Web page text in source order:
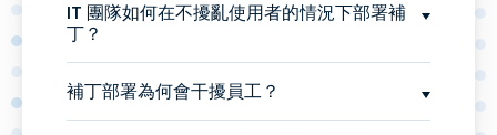
IT 團隊如何在不擾亂使用者的情況下部署補
丁？
補丁部署為何會干擾員工？